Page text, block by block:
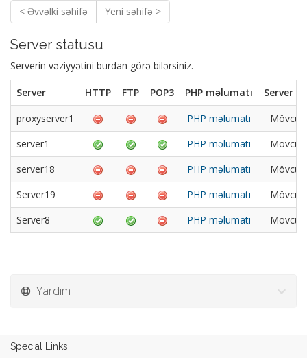
< Əvvəlki səhifə Yeni səhifə >
Server statusu
Serverin vəziyyətini burdan görə bilərsiniz.
Server HTTP FTP POP3 PHP məlumatı
Server
proxyserver1
PHP məlumatı
server1
PHP məlumatı
server18
PHP məlumatı
Server19
PHP məlumatı
Server8
PHP məlumatı
Yardım
Special Links